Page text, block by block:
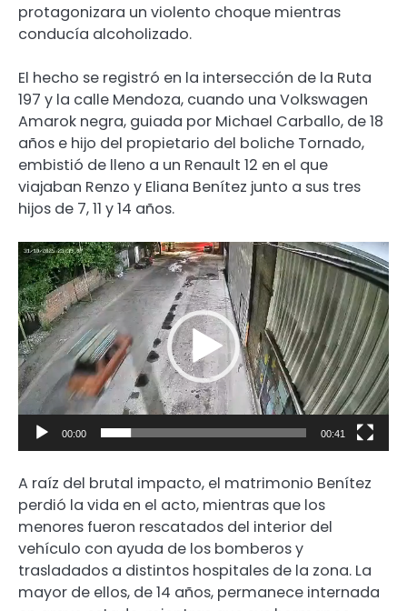
protagonizara un violento choque mientras
conducía alcoholizado.
El hecho se registró en la intersección de la Ruta
197 y la calle Mendoza, cuando una Volkswagen
Amarok negra, guiada por Michael Carballo, de 18
años e hijo del propietario del boliche Tornado,
embistió de lleno a un Renault 12 en el que
viajaban Renzo y Eliana Benítez junto a sus tres
hijos de 7, 11 y 14 años.
Reproductor
de
video
00:00 00:41
A raíz del brutal impacto, el matrimonio Benítez
perdió la vida en el acto, mientras que los
menores fueron rescatados del interior del
vehículo con ayuda de los bomberos y
trasladados a distintos hospitales de la zona. La
mayor de ellos, de 14 años, permanece internada